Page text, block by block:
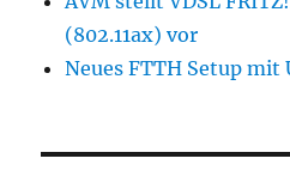
(802.11ax) vor
Neues FTTH Setup mit